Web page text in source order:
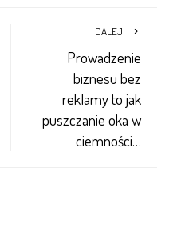
DALEJ
Prowadzenie
biznesu bez
reklamy to jak
puszczanie oka w
ciemności…